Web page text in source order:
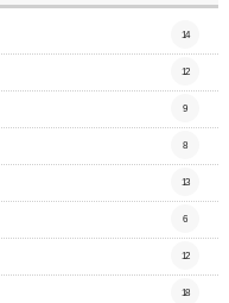
14
12
9
8
13
6
12
18